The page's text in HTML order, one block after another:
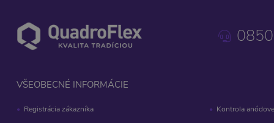
VŠEOBECNÉ INFORMÁCIE
Registrácia zákazníka Kontrola